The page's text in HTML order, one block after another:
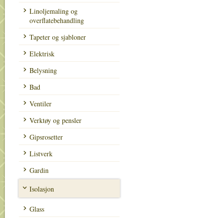
Linoljemaling og
overflatebehandling
Tapeter og sjabloner
Elektrisk
Belysning
Bad
Ventiler
Verktøy og pensler
Gipsrosetter
Listverk
Gardin
Isolasjon
Glass